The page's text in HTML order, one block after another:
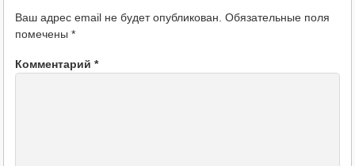
Ваш адрес email не будет опубликован. Обязательные поля
помечены *
Комментарий *